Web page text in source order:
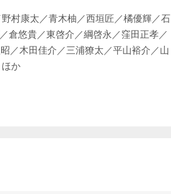
村康太／⻘⽊柚／⻄垣匠／橘優輝／⽯
倉悠貴／東啓介／綱啓永／窪⽥正孝／
／木田佳介／三浦獠太／平山裕介／山
か